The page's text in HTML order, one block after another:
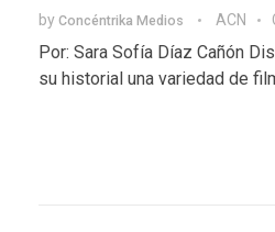
by Concéntrika Medios ACN
Por: Sara Sofía Díaz Cañón
su historial una variedad de